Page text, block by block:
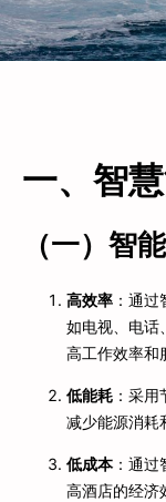
一、智
（一）智
高效率 ：通
如电视、电话
高工作效率和
低能耗 ：采
减少能源消耗
低成本：通过
高酒店的经济